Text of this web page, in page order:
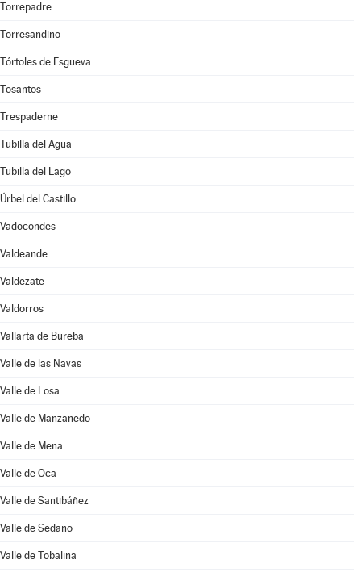
Torrepadre
Torresandino
Tórtoles de Esgueva
Tosantos
Trespaderne
Tubilla del Agua
Tubilla del Lago
Úrbel del Castillo
Vadocondes
Valdeande
Valdezate
Valdorros
Vallarta de Bureba
Valle de las Navas
Valle de Losa
Valle de Manzanedo
Valle de Mena
Valle de Oca
Valle de Santibáñez
Valle de Sedano
Valle de Tobalina